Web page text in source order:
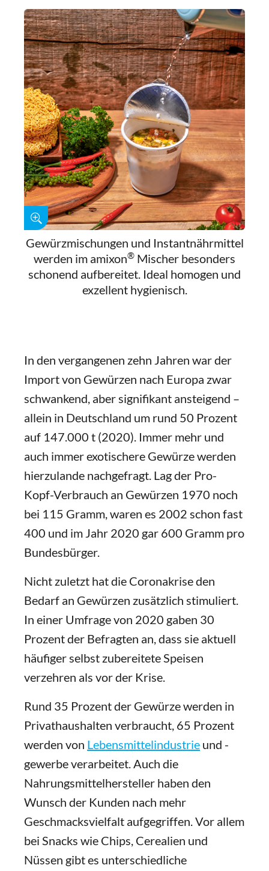
Gewürzmischungen und Instantnährmittel
werden im amixon® Mischer besonders
schonend aufbereitet. Ideal homogen und
exzellent hygienisch.
In den vergangenen zehn Jahren war der
Import von Gewürzen nach Europa zwar
schwankend, aber signifikant ansteigend –
allein in Deutschland um rund 50 Prozent
auf 147.000 t (2020). Immer mehr und
auch immer exotischere Gewürze werden
hierzulande nachgefragt. Lag der Pro-
Kopf-Verbrauch an Gewürzen 1970 noch
bei 115 Gramm, waren es 2002 schon fast
400 und im Jahr 2020 gar 600 Gramm pro
Bundesbürger.
Nicht zuletzt hat die Coronakrise den
Bedarf an Gewürzen zusätzlich stimuliert.
In einer Umfrage von 2020 gaben 30
Prozent der Befragten an, dass sie aktuell
häufiger selbst zubereitete Speisen
verzehren als vor der Krise.
Rund 35 Prozent der Gewürze werden in
Privathaushalten verbraucht, 65 Prozent
werden von Lebensmittelindustrie und -
gewerbe verarbeitet. Auch die
Nahrungsmittelhersteller haben den
Wunsch der Kunden nach mehr
Geschmacksvielfalt aufgegriffen. Vor allem
bei Snacks wie Chips, Cerealien und
Nüssen gibt es unterschiedliche